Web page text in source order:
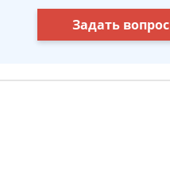
Задать вопрос